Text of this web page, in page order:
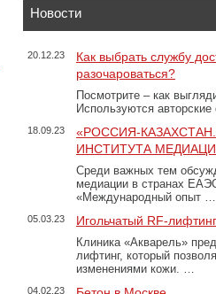
Новости
20.12.23
Как выбрать службу
разочароваться?
Посмотрите – как
Используются
18.09.23
«РОССИЯ-
ИНСТИТУТА
Среди важных тем
медиации в странах
«Международный опыт …
05.03.23 Игольчатый RF-
Клиника «Акварель»
лифтинг, который
изменениями кожи. …
04.02.23